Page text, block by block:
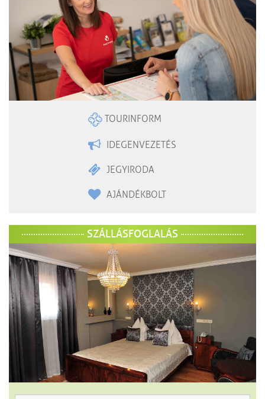
TOURINFORM
IDEGENVEZETÉS
JEGYIRODA
AJÁNDÉKBOLT
SZÁLLÁSFOGLALÁS